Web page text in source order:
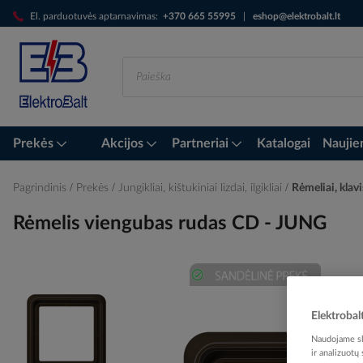
El. parduotuvės aptarnavimas: +370 665 55995 eshop@elektrobalt.lt
Skip
to
Content
Prekės Akcijos Partneriai Katalogai
Pagrindinis Prekės Jungikliai, kištukiniai lizdai, ilgikliai Rėmeliai,
Rėmelis viengubas rudas CD - JUNG
Skip
Naudojame
ir analizuotų